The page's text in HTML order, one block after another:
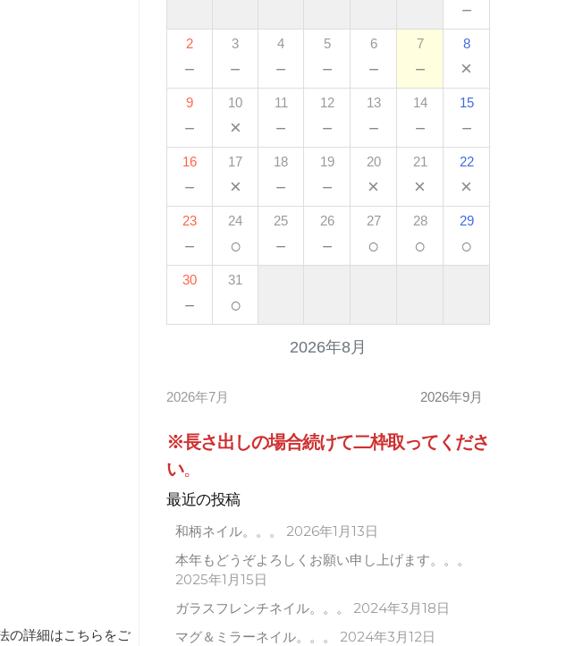
の詳細はこちらをご
2026年8月
－
2
－
3
－
4
－
5
－
6
－
7
－
8
×
9
－
10
×
11
－
12
－
13
－
14
－
15
－
16
－
17
×
18
－
19
－
20
×
21
×
22
×
23
－
24
○
25
－
26
－
27
○
28
○
29
○
30
－
31
○
2026年7月 2026年9月
※長さ出しの場合続けて二枠取ってくださ
い。
最近の投稿
和柄ネイル。。。
2026年1月13日
本年もどうぞよろしくお願い申し上げます。。。
2025年1月15日
ガラスフレンチネイル。。。
2024年3月18日
マグ＆ミラーネイル。。。
2024年3月12日